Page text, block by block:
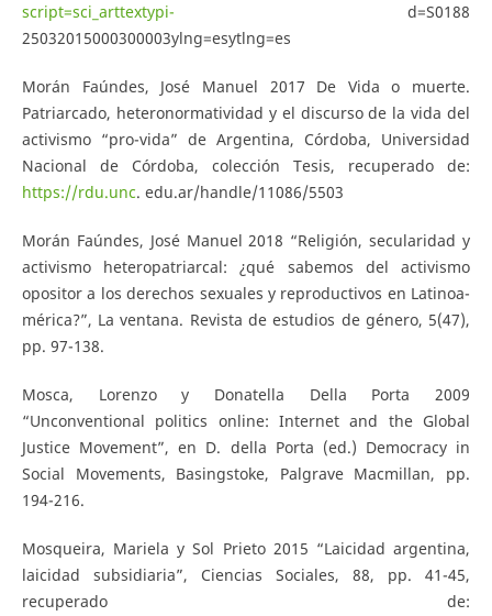
script=sci_arttextypi- d=S0188
25032015000300003ylng=esytlng=es
Morán Faúndes, José Manuel 2017 De Vida o muerte.
Patriarcado, heteronormatividad y el discurso de la vida del
activismo “pro-vida” de Argentina, Córdoba, Universidad
Nacional de Córdoba, colección Tesis, recuperado de:
https://rdu.unc. edu.ar/handle/11086/5503
Morán Faúndes, José Manuel 2018 “Religión, secularidad y
activismo heteropatriarcal: ¿qué sabemos del activismo
opositor a los derechos sexuales y reproductivos en Latinoa-
mérica?”, La ventana. Revista de estudios de género, 5(47),
pp. 97-138.
Mosca, Lorenzo y Donatella Della Porta 2009
“Unconventional politics online: Internet and the Global
Justice Movement”, en D. della Porta (ed.) Democracy in
Social Movements, Basingstoke, Palgrave Macmillan, pp.
194-216.
Mosqueira, Mariela y Sol Prieto 2015 “Laicidad argentina,
laicidad subsidiaria”, Ciencias Sociales, 88, pp. 41-45,
recuperado de: